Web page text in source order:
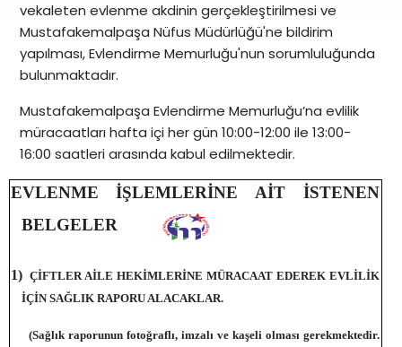
vekaleten evlenme akdinin gerçekleştirilmesi ve
Mustafakemalpaşa Nüfus Müdürlüğü'ne bildirim
yapılması, Evlendirme Memurluğu'nun sorumluluğunda
bulunmaktadır.
Mustafakemalpaşa Evlendirme Memurluğu’na evlilik
müracaatları hafta içi her gün 10:00-12:00 ile 13:00-
16:00 saatleri arasında kabul edilmektedir.
EVLENME İŞLEMLERİNE AİT İSTENEN
BELGELER
1)ÇİFTLER AİLE HEKİMLERİNE MÜRACAAT EDEREK EVLİLİK
İÇİN SAĞLIK RAPORU ALACAKLAR.
(Sağlık raporunun fotoğraflı, imzalı ve kaşeli olması gerekmektedir.